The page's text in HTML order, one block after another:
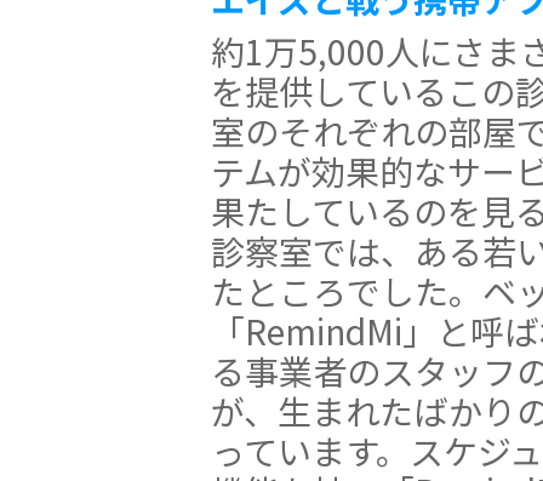
約1万5,000人にさま
を提供しているこの
室のそれぞれの部屋
テムが効果的なサー
果たしているのを見
診察室では、ある若
たところでした。ベ
「RemindMi」と呼
る事業者のスタッフ
が、生まれたばかり
っています。スケジ